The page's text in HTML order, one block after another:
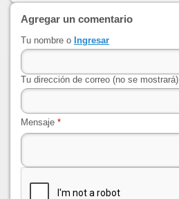
Agregar un comentario
Tu nombre o Ingresar
Tu dirección de correo (no se mostrará)
Mensaje *